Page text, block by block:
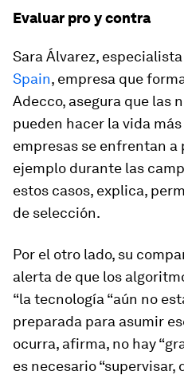
Evaluar pro y contra
Sara Álvarez,
Spain, empresa que
Adecco, asegura que las
pueden hacer la vida
empresas se enfrentan a
ejemplo durante las
estos casos, explica,
de selección.
Por el otro lado, su
alerta de que los
“la tecnología “aún no
preparada para asumir
ocurra, afirma, no hay
es necesario “supervisar,